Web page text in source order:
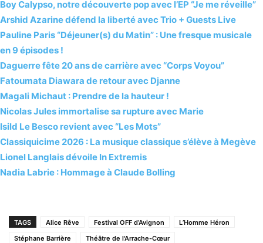
Boy Calypso, notre découverte pop avec l’EP “Je me réveille”
Arshid Azarine défend la liberté avec Trio + Guests Live
Pauline Paris “Déjeuner(s) du Matin” : Une fresque musicale
en 9 épisodes !
Daguerre fête 20 ans de carrière avec “Corps Voyou”
Fatoumata Diawara de retour avec Djanne
Magali Michaut : Prendre de la hauteur !
Nicolas Jules immortalise sa rupture avec Marie
Isild Le Besco revient avec “Les Mots”
Classiquicime 2026 : La musique classique s’élève à Megève
Lionel Langlais dévoile In Extremis
Nadia Labrie : Hommage à Claude Bolling
TAGS Alice Rêve Festival OFF d’Avignon
L’Homme Héron
Stéphane Barrière
Théâtre de l'Arrache-Cœur